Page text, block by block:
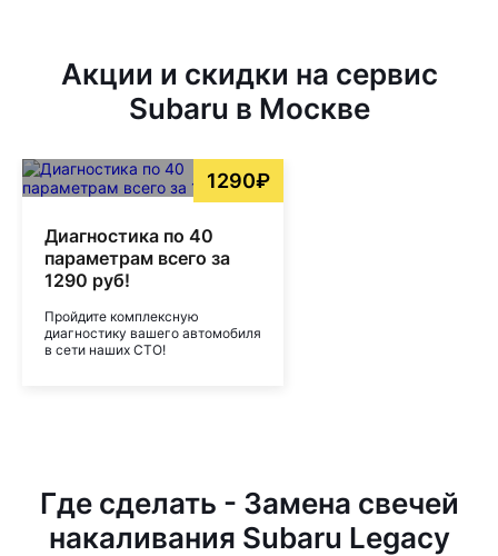
Акции и скидки на сервис
Subaru в Москве
1290₽
Диагностика по 40
параметрам всего за
1290 руб!
Пройдите комплексную
диагностику вашего автомобиля
в сети наших СТО!
Где сделать - Замена свечей
накаливания Subaru Legacy